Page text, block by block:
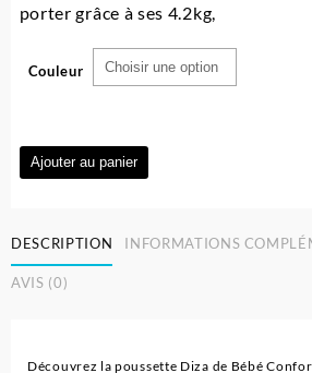
porter grâce à ses 4.2kg,
Couleur
quantité
de
Brave
-
Bébé
Ajouter au panier
DESCRIPTION INFORMATIONS
AVIS (0)
Découvrez la poussette Diza de Bébé